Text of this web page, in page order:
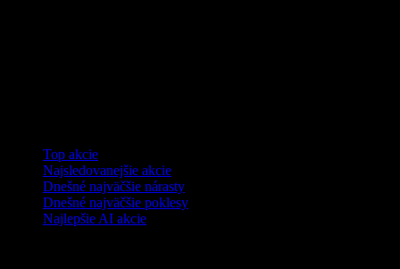
Top akcie
Najsledovanejšie akcie
Dnešné najväčšie nárasty
Dnešné najväčšie poklesy
Najlepšie AI akcie